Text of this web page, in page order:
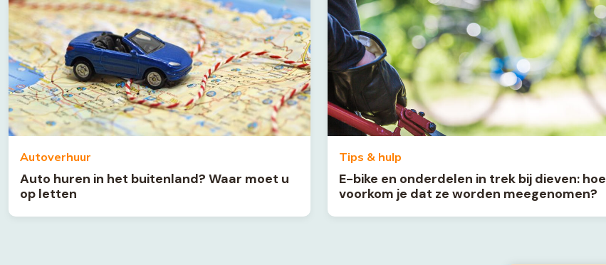
Autoverhuur
Auto huren in het buitenland? Waar moet u
op letten
Tips & hulp
E-bike en onderdelen in trek bij dieven: hoe
voorkom je dat ze worden meegenomen?